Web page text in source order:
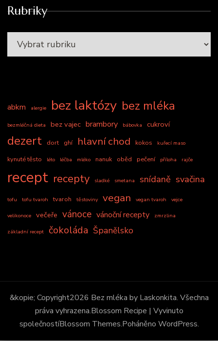
Rubriky
abkm alergie bez laktózy bez mléka
bezmléčná dieta bez vajec brambory bábovka cukroví
dezert dort ghí hlavní chod kokos kuřecí maso
kynuté těsto léto léčba mléko nanuk oběd pečení příloha rajče
recept recepty sladké smetana snídaně svačina
tofu tofu tvaroh tvaroh těstoviny vegan vegan tvaroh vejce
velikonoce večeře vánoce vánoční recepty zmrzlina
základní recept čokoláda Španělsko
&kopie; Copyright2026 Bez mléka by Laskonkita. Všechna
práva vyhrazena.Blossom Recipe | Vyvinuto
společnostíBlossom Themes.Poháněno WordPress.